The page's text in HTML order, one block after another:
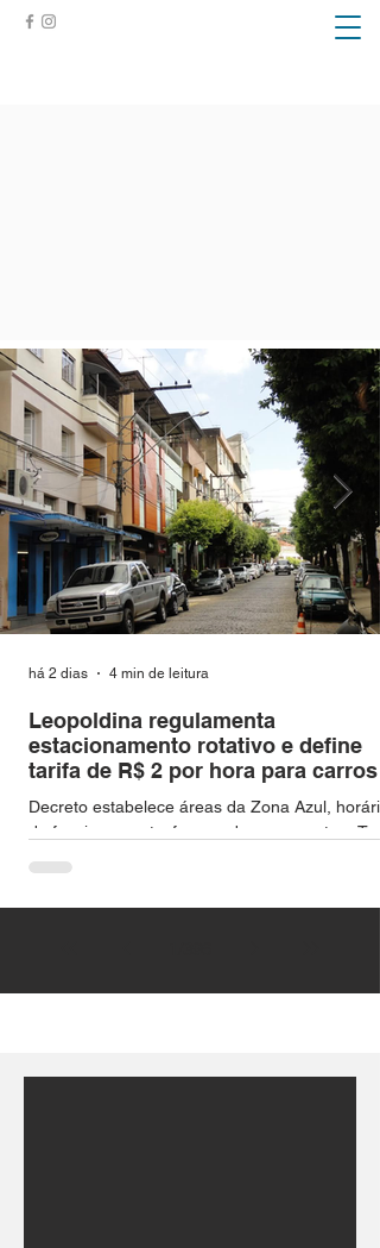
Leopoldina regulamenta
estacionamento rotativo e define
tarifa de R$ 2 por hora para carros
Decreto estabelece áreas da Zona Azul,
de funcionamento, formas de pagamento e
regulamentou as regras para o funcionamento
há 2 dias 4 min de leitura